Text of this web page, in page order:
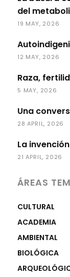
del
19 MAY, 2026
12 MAY, 2026
Raza,
5 MAY, 2026
Una
28 APRIL, 2026
La
21 APRIL, 2026
ÁREAS
CULTURAL
ACADEMIA
AMBIENTAL
BIOLÓGICA